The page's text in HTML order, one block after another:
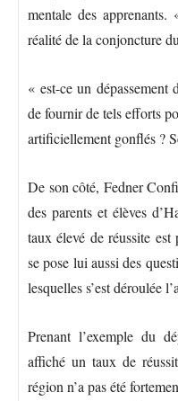
mentale des
réalité de la conjoncture
« est-ce un
de fournir de tels efforts
artificiellement gonflés ?
De son côté, Fedner
des parents et élèves
taux élevé de réussite
se pose lui aussi des
lesquelles s’est déroulée
Prenant l’exemple du
affiché un taux de
région n’a pas été